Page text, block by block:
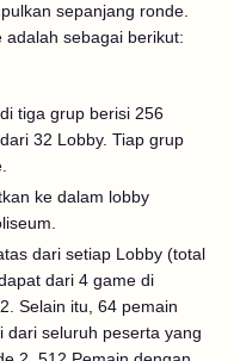
sepanjang ronde.
adalah sebagai berikut:
tiga grup berisi 256
32 Lobby. Tiap grup
ke dalam lobby
dari setiap Lobby (total
dari 4 game di
Selain itu, 64 pemain
dari seluruh peserta yang